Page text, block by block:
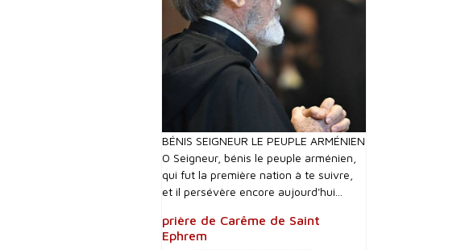
BÉNIS SEIGNEUR LE PEUPLE ARMÉNIEN
O Seigneur, bénis le peuple arménien,
qui fut la première nation à te suivre,
et il persévère encore aujourd'hui...
prière de Carême de Saint
Ephrem